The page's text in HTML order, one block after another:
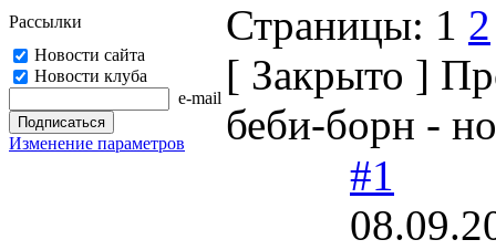
Рассылки
Новости сайта
Новости клуба
e-mail
Изменение параметров
Страницы: 1 2
[ Закрыто ]
беби-борн -
#1